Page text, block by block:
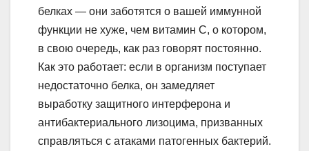
белках — они заботятся о вашей иммунной
функции не хуже, чем витамин С, о котором,
в свою очередь, как раз говорят постоянно.
Как это работает: если в организм поступает
недостаточно белка, он замедляет
выработку защитного интерферона и
антибактериального лизоцима, призванных
справляться с атаками патогенных бактерий.